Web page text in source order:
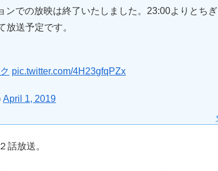
ンでの放映は終了いたしました。23:00よりとちぎ
送予定です。
pic.twitter.com/4H23gfqPZx
April 1, 2019
話放送。